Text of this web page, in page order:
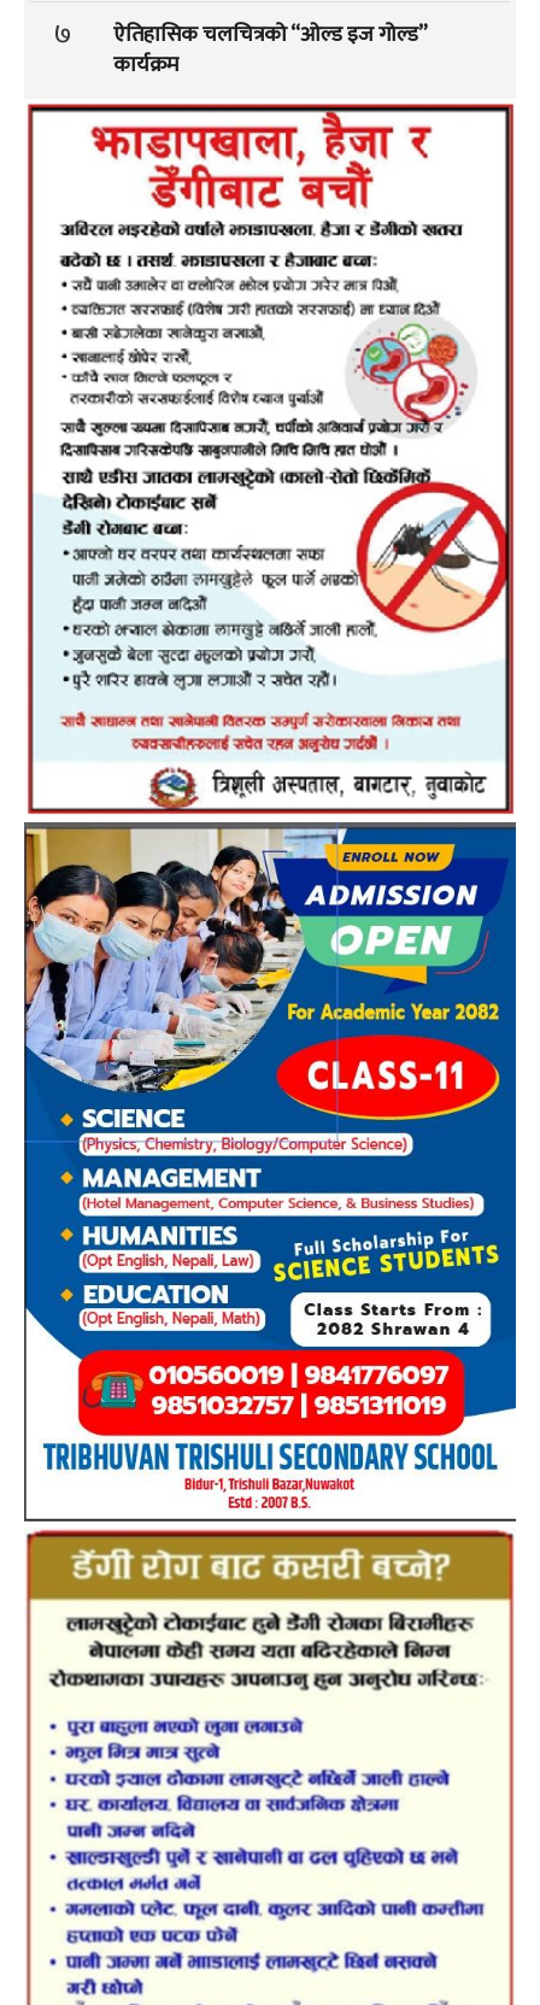
७
ऐतिहासिक चलचित्रको “ओल्ड इज गोल्ड”
कार्यक्रम